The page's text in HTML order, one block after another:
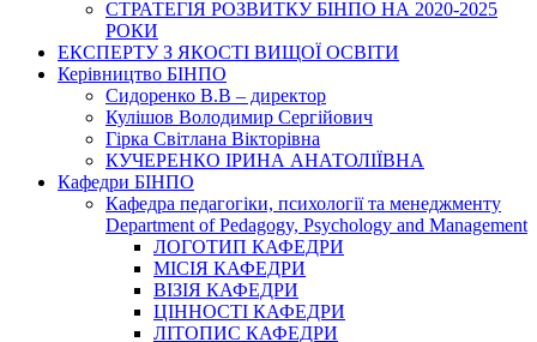
СТРАТЕГІЯ РОЗВИТКУ БІНПО НА 2020-2025
РОКИ
ЕКСПЕРТУ З ЯКОСТІ ВИЩОЇ ОСВІТИ
Керівництво БІНПО
Сидоренко В.В – директор
Кулішов Володимир Сергійович
Гірка Світлана Вікторівна
КУЧЕРЕНКО ІРИНА АНАТОЛІЇВНА
Кафедри БІНПО
Кафедра педагогіки, психології та менеджменту
Department of Pedagogy, Psychology and Management
ЛОГОТИП КАФЕДРИ
МІСІЯ КАФЕДРИ
ВІЗІЯ КАФЕДРИ
ЦІННОСТІ КАФЕДРИ
ЛІТОПИС КАФЕДРИ